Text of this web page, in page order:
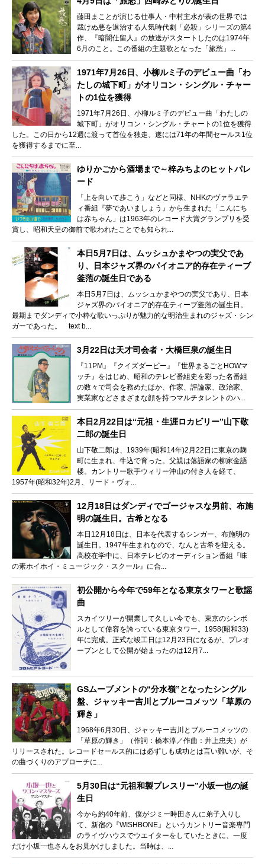
藤田まことが演じる仕事人・中村主水が表の世界では
裁けぬ悪を退治する人気時代劇「必殺」シリーズの第4
作、『暗闇仕留人』の放送がスタートしたのは1974年
6月のこと。この番組の主題歌となった「旅愁」...
1971年7月26日、小柳ルミ子のデビュー曲「わ
たしの城下町」がオリコン・シングル・チャー
トの1位を獲得
1971年7月26日、小柳ルミ子のデビュー曲「わたしの
城下町」がオリコン・シングル・チャートの1位を獲得
した。この日から12週に渡って首位を独走、遂には71年の年間セールス1位
を獲得するまでに至...
ゆりかごから酒場まで～梓みちよのヒットパレ
ード
「上を向いて歩こう」などと同様、NHKのヴァラエテ
ィ番組『夢であいましょう』から生まれた「こんにち
は赤ちゃん」は1963年のレコード大賞グランプリを受
賞し、昭和天皇の御前で歌われたことでも知られ...
本日5月7日は、ムッシュかまやつの実父であ
り、日本ジャズ界のパイオニア的存在ティーブ
釜萢の誕生日である
本日5月7日は、ムッシュかまやつの実父であり、日本
ジャズ界のパイオニア的存在ティーブ釜萢の誕生日。
最期までダンディで小粋な歌いっぷりが魅力的な明治生まれのジャズ・シン
ガーであった。 text b...
3月22日は天才司会者・大橋巨泉の誕生日
『11PM』『クイズダービー』『世界まるごとHOWマ
ッチ』をはじめ、昭和のテレビ番組史を彩った名番組
の数々で司会を務めたほか、作家、評論家、政治家、
実業家などさまざまな顔を持つマルチタレントのハ...
本日2月22日は“元祖・生涯ロカビリー”山下敬
二郎の誕生日
山下敬二郎は、1939年(昭和14年)2月22日に東京の麹
町に生まれ、牛込で育った。父親は落語家の柳家金語
楼。カントリー歌手ウィリー沖山の付き人を経て、
1957年(昭和32年)2月、リード・ヴォ...
12月18日はダンディでゴージャスな男前、布施
明の誕生日。古希となる
本日12月18日は、日本を代表するシンガー、布施明の
誕生日。1947年生まれなので、なんと古希を迎える。
高校在学中に、日本テレビのオーディション番組『味
の素ホイホイ・ミュージック・スクール』に合...
初公開から今年で59年となる東京タワーと歌謡
曲
スカイツリーが開業して久しい今でも、東京のシンボ
ルとして偉容を誇っている東京タワー。1958(昭和33)
年に完成。正式な竣工日は12月23日になるが、プレオ
ープンとして公開が始まったのは12月7...
GSムーブメントの“分水嶺”となったシングル
盤、ジャッキー吉川とブルーコメッツ「草原の
輝き」
1968年6月30日、ジャッキー吉川とブルーコメッツの
「草原の輝き」（作詞：橋本淳／作曲：井上忠夫）が
リリースされた。レコードセールス的には必ずしも成功とは言い難いが、そ
の曲づくりのアプローチに...
5月30日は“元祖和製プレスリー”小坂一也の誕
生日
今から約40年前、僕がジミー時田さんに弟子入りし
て、新宿の『WISHBONE』というカントリー音楽専門
のライヴハウスでウエイターをしていたときに、一度
だけ小坂一也さんをお見かけしました。当時は、...